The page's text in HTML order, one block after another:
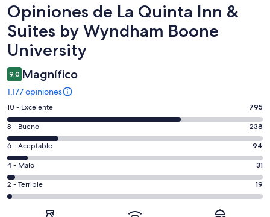
Opiniones
Opiniones de La Quinta Inn &
Suites by Wyndham Boone
University
9.0 Magnífico
1,177 opiniones
Puntuación
de
10,
es
decir,
Excelente.
Basada
en
10 - Excelente 795
Puntuación
de
8,
es
decir,
Bueno.
Basada
8 - Bueno 238
Puntuación
de
6,
es
decir,
Aceptable.
6 - Aceptable 94
Puntuación
de
4,
4 - Malo 31
Puntuación
de
2 - Terrible 19